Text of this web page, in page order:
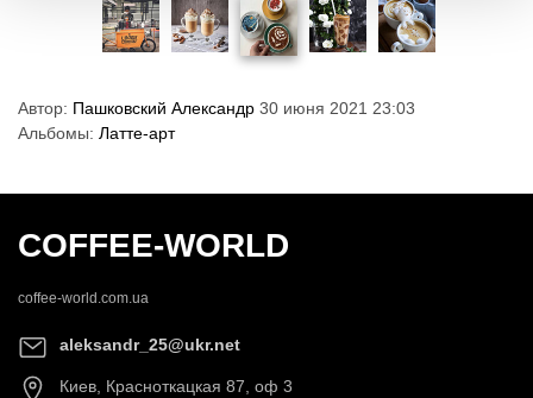
Автор: Пашковский Александр 30 июня 2021 23:03
Альбомы: Латте-арт
COFFEE-WORLD
coffee-world.com.ua
aleksandr_25@ukr.net
Киев, Красноткацкая 87, оф 3